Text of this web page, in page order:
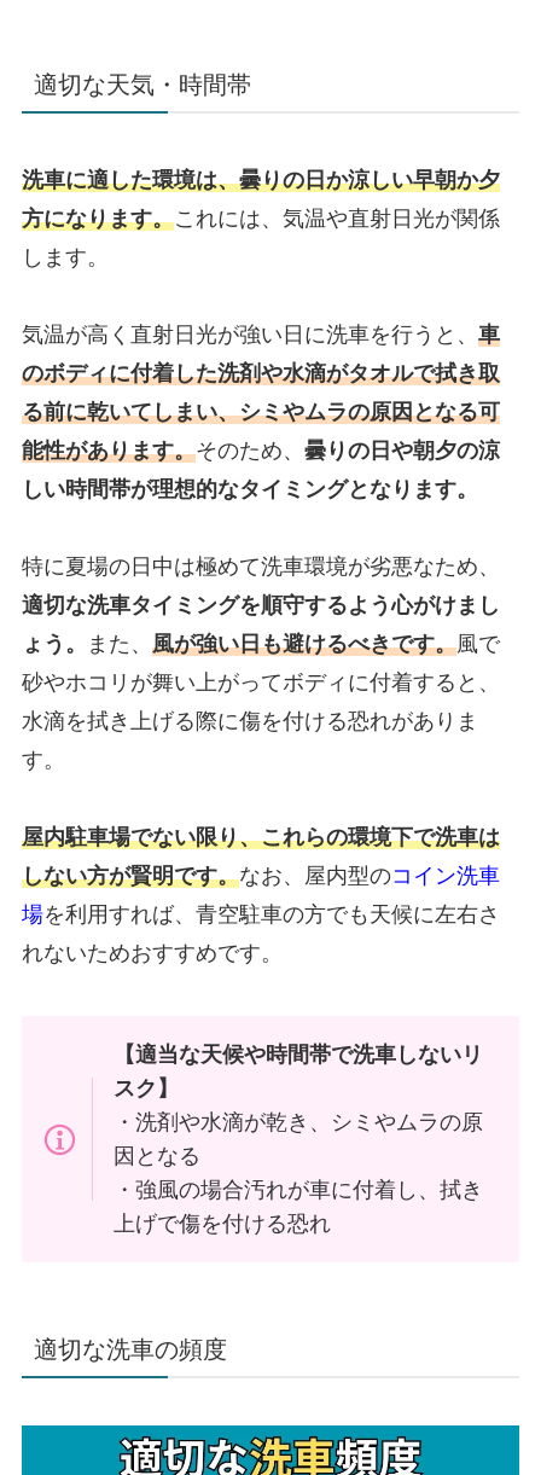
適切な天気・時間帯
洗車に適した環境は、曇りの日か涼しい早朝か夕
方になります。これには、気温や直射日光が関係
します。
気温が高く直射日光が強い日に洗車を行うと、 車
のボディに付着した洗剤や水滴がタオルで拭き取
る前に乾いてしまい、シミやムラの原因となる可
能性があります。そのため、 曇りの日や朝夕の涼
しい時間帯が理想的なタイミングとなります。
特に夏場の日中は極めて洗車環境が劣悪なため、
適切な洗車タイミングを順守するよう心がけまし
ょう。
また、 風が強い日も避けるべきです。風で
砂やホコリが舞い上がってボディに付着すると、
水滴を拭き上げる際に傷を付ける恐れがありま
す。
屋内駐車場でない限り、これらの環境下で洗車は
しない方が賢明です。なお、屋内型のコイン洗車
場を利用すれば、青空駐車の方でも天候に左右さ
れないためおすすめです。
【適当な天候や時間帯で洗車しないリ
スク】
・洗剤や水滴が乾き、シミやムラの原
因となる
・強風の場合汚れが車に付着し、拭き
上げで傷を付ける恐れ
適切な洗車の頻度